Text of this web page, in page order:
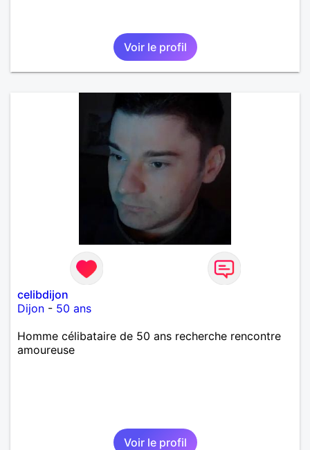
Voir le profil
celibdijon
Dijon - 50 ans
Homme célibataire de 50 ans recherche rencontre
amoureuse
Voir le profil